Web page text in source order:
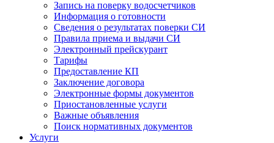
Запись на поверку водосчетчиков
Информация о готовности
Сведения о результатах поверки СИ
Правила приема и выдачи СИ
Электронный прейскурант
Тарифы
Предоставление КП
Заключение договора
Электронные формы документов
Приостановленные услуги
Важные объявления
Поиск нормативных документов
Услуги